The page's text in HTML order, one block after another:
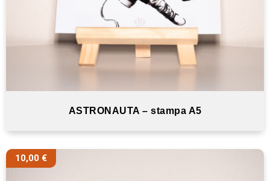
ASTRONAUTA – stampa A5
10,00 €